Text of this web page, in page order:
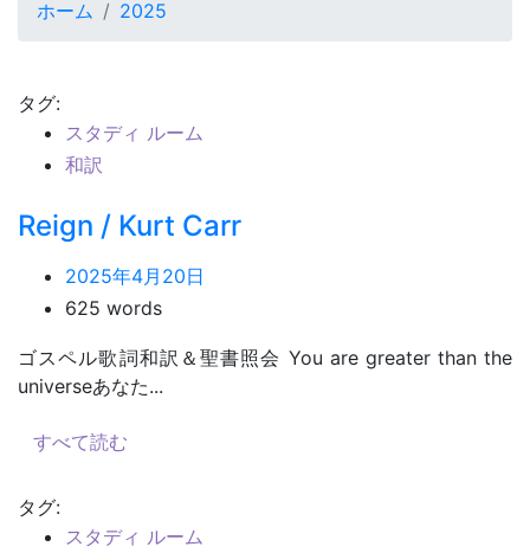
ホーム 2025
タグ:
スタディ ルーム
和訳
Reign / Kurt Carr
2025年4月20日
625 words
ゴスペル歌詞和訳＆聖書照会 You are greater than the
universeあなた...
すべて読む
タグ:
スタディ ルーム